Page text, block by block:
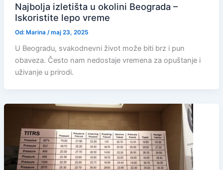
Najbolja izletišta u okolini Beograda –
Iskoristite lepo vreme
Od: Marina /maj 23, 2025
U Beogradu, svakodnevni život može biti brz i pun
obaveza. Često nam nedostaje vremena za opuštanje i
uživanje u prirodi.